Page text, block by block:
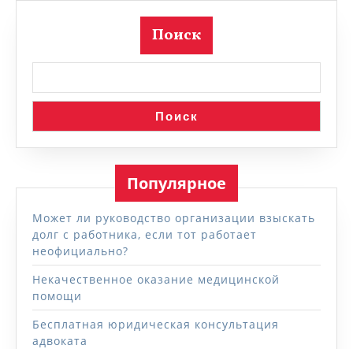
Поиск
Поиск
Популярное
Может ли руководство организации взыскать
долг с работника, если тот работает
неофициально?
Некачественное оказание медицинской
помощи
Бесплатная юридическая консультация
адвоката